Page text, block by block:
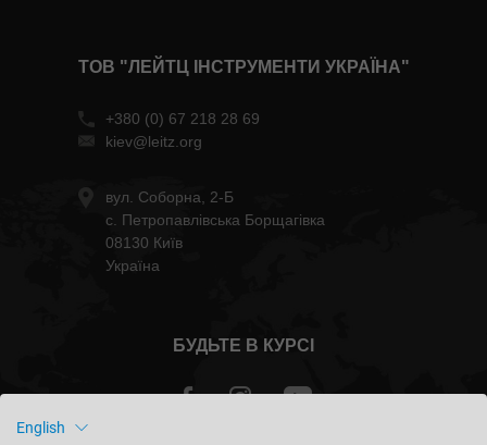
ТОВ "ЛЕЙТЦ ІНСТРУМЕНТИ УКРАЇНА"
+380 (0) 67 218 28 69
kiev@leitz.org
вул. Соборна, 2-Б
с. Петропавлівська Борщагівка
08130 Київ
Україна
БУДЬТЕ В КУРСІ
English